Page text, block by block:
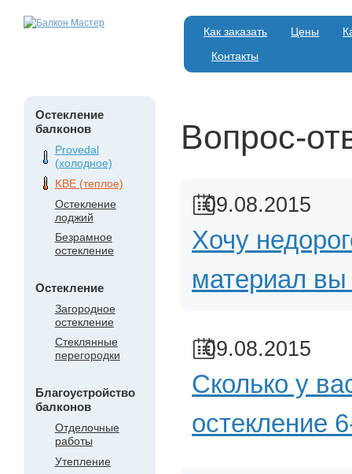
Как заказать Цены
Контакты
Остекление
балконов
Provedal
(холодное)
KBE (теплое)
Остекление
лоджий
Безрамное
остекление
Остекление
Загородное
остекление
Стеклянные
перегородки
Благоустройство
балконов
Отделочные
работы
Утепление
Вопрос-
09.08.2015
Хочу
материал вы
09.08.2015
Сколько у
остекление